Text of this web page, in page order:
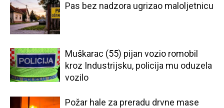
Pas bez nadzora ugrizao maloljetnicu
Muškarac (55) pijan vozio romobil
kroz Industrijsku, policija mu oduzela
vozilo
Požar hale za preradu drvne mase